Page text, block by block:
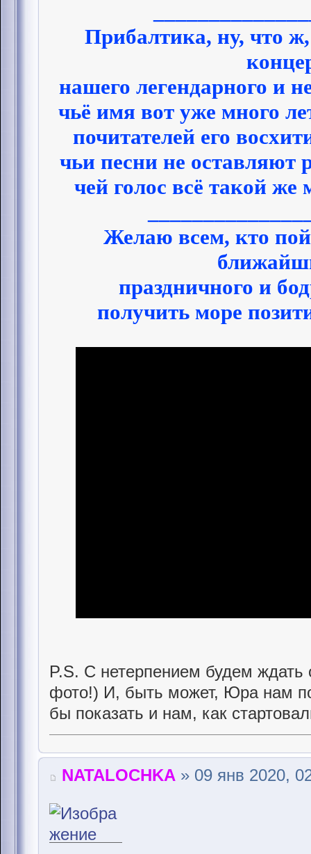
Прибалтика, ну, что
нашего легендарного и
чьё имя вот уже много
почитателей его
чьи песни не
чей голос всё такой
Желаю всем, кто
праздничного и
получить море
P.S. С нетерпением будем ждать
фото!) И, быть может, Юра нам
бы показать и нам, как
NATALOCHKA » 09 янв 2020,